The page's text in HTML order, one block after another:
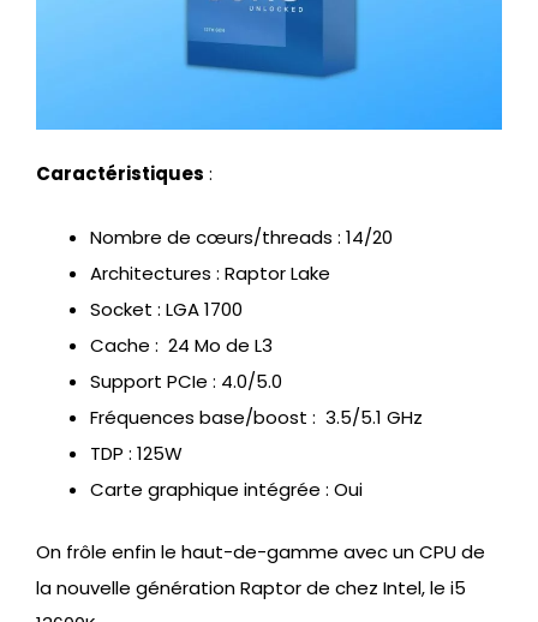
Caractéristiques :
Nombre de cœurs/threads : 14/20
Architectures : Raptor Lake
Socket : LGA 1700
Cache : 24 Mo de L3
Support PCIe : 4.0/5.0
Fréquences base/boost : 3.5/5.1 GHz
TDP : 125W
Carte graphique intégrée : Oui
On frôle enfin le haut-de-gamme avec un CPU de
la nouvelle génération Raptor de chez Intel, le i5